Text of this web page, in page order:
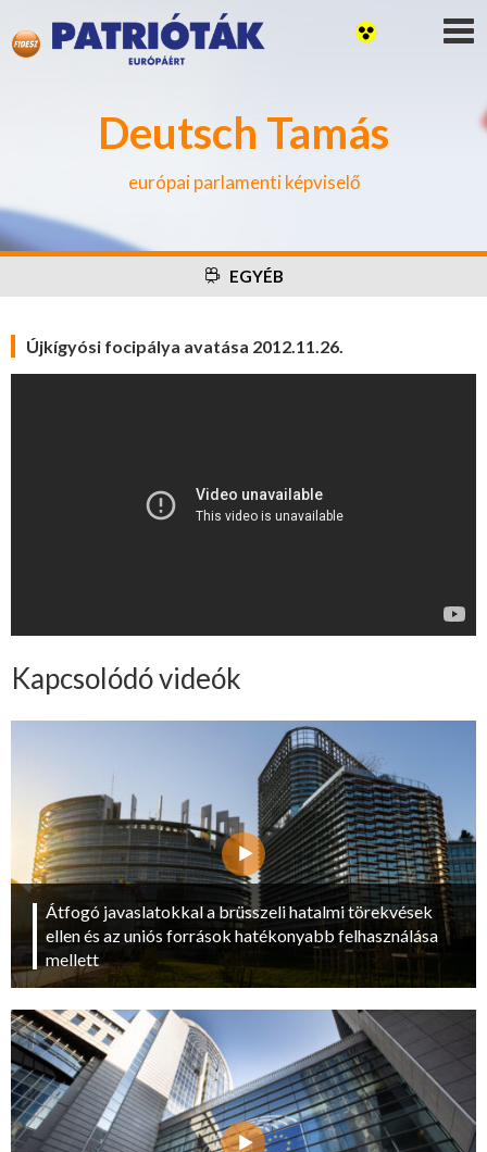
Deutsch Tamás
európai parlamenti képviselő
EGYÉB
Újkígyósi focipálya avatása 2012.11.26.
Kapcsolódó videók
Átfogó javaslatokkal a brüsszeli hatalmi törekvések
ellen és az uniós források hatékonyabb felhasználása
mellett